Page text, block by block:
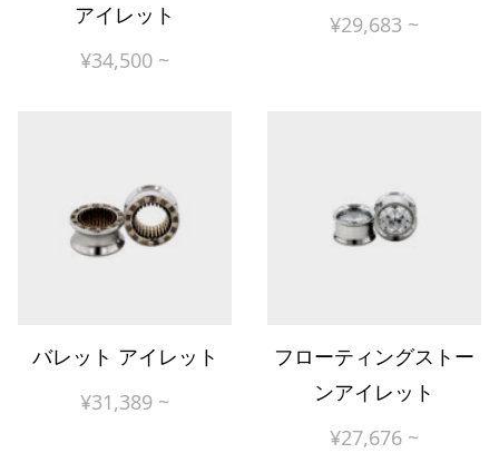
アイレット
¥34,500 ~
¥29,683 ~
バレット アイレット
¥31,389 ~
フローティングストー
ンアイレット
¥27,676 ~